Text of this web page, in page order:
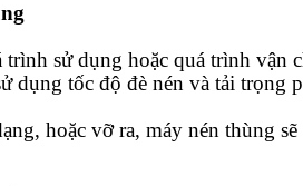
sử dụng hoặc quá trình vận
dụng tốc độ đè nén và tải trọng
hoặc vỡ ra, máy nén thùng